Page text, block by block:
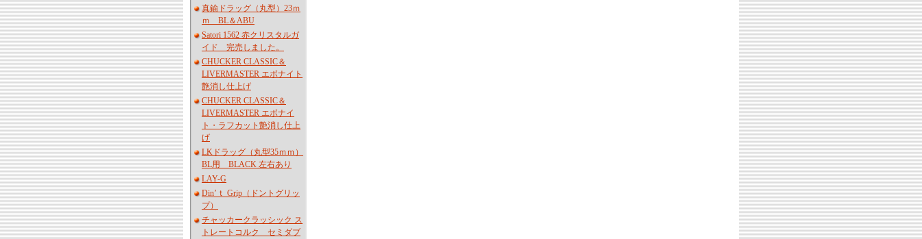
真鍮ドラッグ（丸型）23ｍ
ｍ BL＆ABU
Satori 1562 赤クリスタルガ
イド 完売しました。
CHUCKER CLASSIC＆
LIVERMASTER エボナイト
艶消し仕上げ
CHUCKER CLASSIC＆
LIVERMASTER エボナイ
ト・ラフカット艶消し仕上
げ
LKドラッグ（丸型35ｍｍ）
BL用 BLACK 左右あり
LAY-G
Din’ｔ Grip（ドントグリッ
プ）
チャッカークラッシック ス
トレートコルク セミダブ